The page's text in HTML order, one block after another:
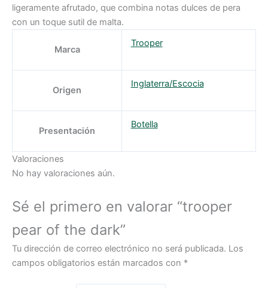
ligeramente afrutado, que combina notas dulces de pera
con un toque sutil de malta.
Marca
Trooper
Origen
Inglaterra/Escocia
Presentación
Botella
Valoraciones
No hay valoraciones aún.
Sé el primero en valorar “trooper
pear of the dark”
Tu dirección de correo electrónico no será publicada. Los
campos obligatorios están marcados con *